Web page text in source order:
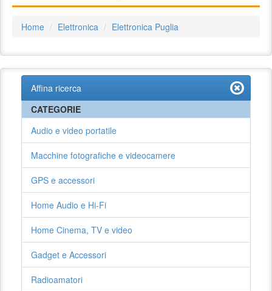
Home Elettronica Elettronica Puglia
Affina ricerca
CATEGORIE
Audio e video portatile
Macchine fotografiche e videocamere
GPS e accessori
Home Audio e Hi-Fi
Home Cinema, TV e video
Gadget e Accessori
Radioamatori